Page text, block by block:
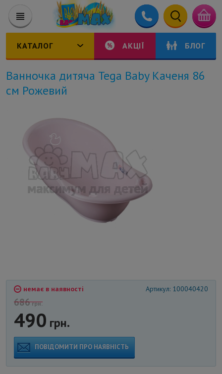
КАТАЛОГ АКЦІЇ БЛОГ
Ванночка дитяча Tega Baby Каченя 86
см Рожевий
немає в наявності Артикул: 100040420
686грн.
490 грн.
ПОВІДОМИТИ ПРО НАЯВНІСТЬ